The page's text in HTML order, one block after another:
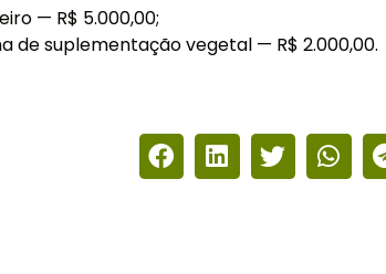
— R$ 5.000,00;
de suplementação vegetal — R$ 2.000,00.